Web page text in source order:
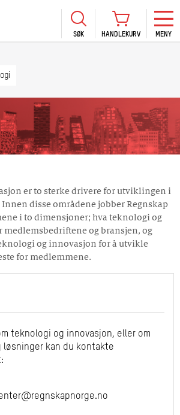
SØK HANDLEKURV MENY
Mine
Kurs
er to sterke drivere for utviklingen i
disse områdene jobber Regnskap
i to dimensjoner; hva teknologi og
og bransjen, og
og innovasjon for å utvikle
for medlemmene.
teknologi og innovasjon, eller om
løsninger kan du kontakte